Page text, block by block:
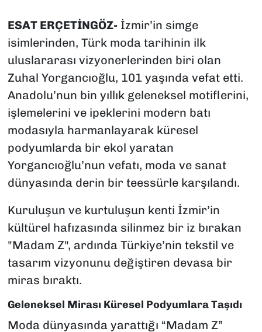
ESAT ERÇETİNGÖZ-İzmir’in simge
isimlerinden, Türk moda tarihinin ilk
uluslararası vizyonerlerinden biri olan
Zuhal Yorgancıoğlu, 101 yaşında vefat etti.
Anadolu’nun bin yıllık geleneksel motiflerini,
işlemelerini ve ipeklerini modern batı
modasıyla harmanlayarak küresel
podyumlarda bir ekol yaratan
Yorgancıoğlu’nun vefatı, moda ve sanat
dünyasında derin bir teessürle karşılandı.
Kuruluşun ve kurtuluşun kenti İzmir’in
kültürel hafızasında silinmez bir iz bırakan
"Madam Z", ardında Türkiye’nin tekstil ve
tasarım vizyonunu değiştiren devasa bir
miras bıraktı.
Geleneksel Mirası Küresel Podyumlara Taşıdı
Moda dünyasında yarattığı “Madam Z”